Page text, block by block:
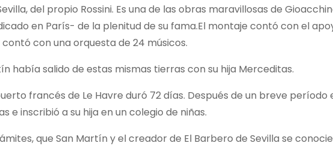
del propio Rossini. Es una de las obras maravillosas de
en París- de la plenitud de su fama.El montaje contó con el
con una orquesta de 24 músicos.
había salido de estas mismas tierras con su hija Merceditas.
francés de Le Havre duró 72 días. Después de un breve período
e inscribió a su hija en un colegio de niñas.
que San Martín y el creador de El Barbero de Sevilla se